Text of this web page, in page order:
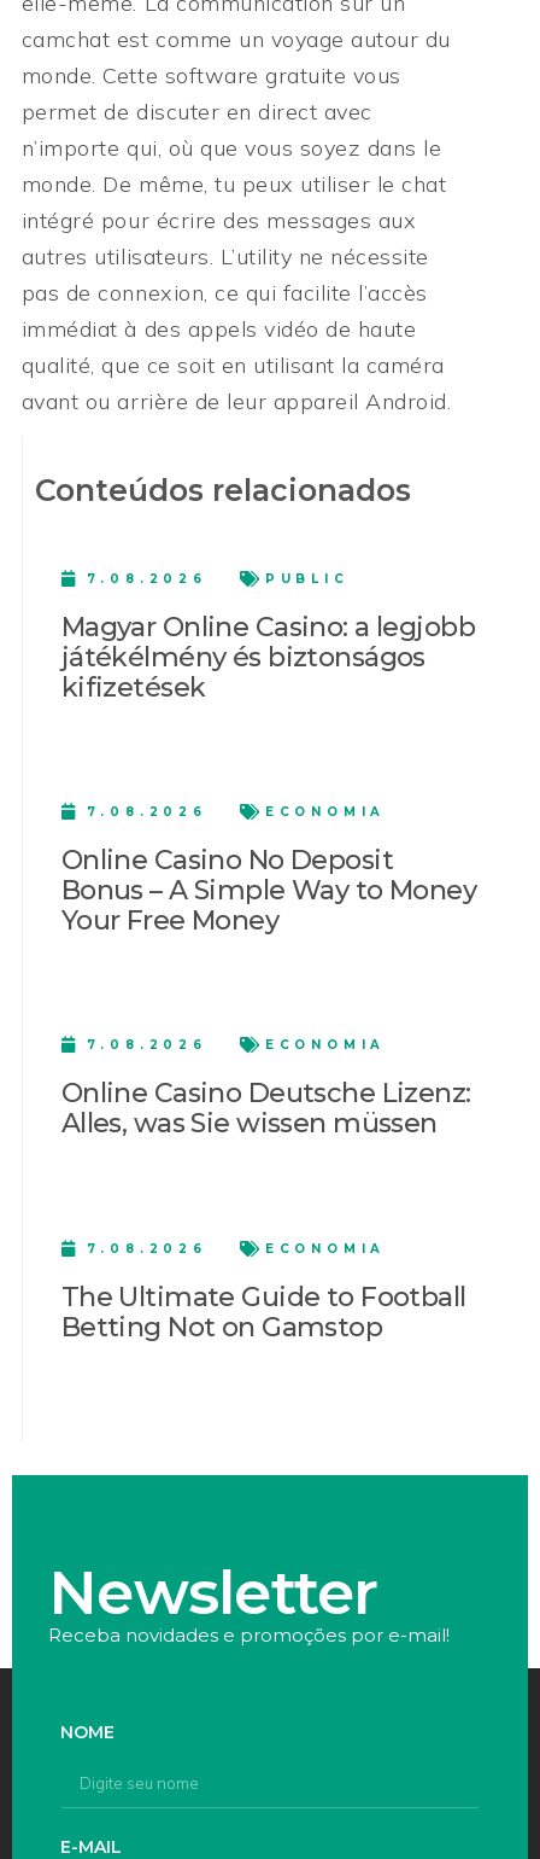
camchat est comme un voyage autour du
monde. Cette software gratuite vous
permet de discuter en direct avec
n’importe qui, où que vous soyez dans le
monde. De même, tu peux utiliser le chat
intégré pour écrire des messages aux
autres utilisateurs. L’utility ne nécessite
pas de connexion, ce qui facilite l’accès
immédiat à des appels vidéo de haute
qualité, que ce soit en utilisant la caméra
avant ou arrière de leur appareil Android.
Conteúdos relacionados
7.08.2026 PUBLIC
Magyar Online Casino: a legjobb
játékélmény és biztonságos
kifizetések
7.08.2026 ECONOMIA
Online Casino No Deposit
Bonus – A Simple Way to Money
Your Free Money
7.08.2026 ECONOMIA
Online Casino Deutsche Lizenz:
Alles, was Sie wissen müssen
7.08.2026 ECONOMIA
The Ultimate Guide to Football
Betting Not on Gamstop
Newsletter
Receba novidades e promoções por e-mail!
NOME
E-MAIL